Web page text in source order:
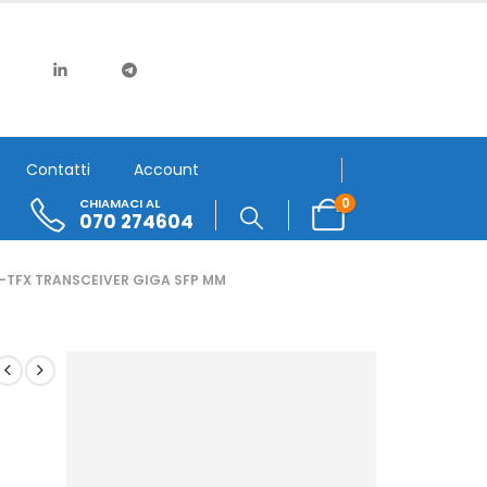
Contatti Account
CHIAMACI AL
070 274604
0
TFX TRANSCEIVER GIGA SFP MM